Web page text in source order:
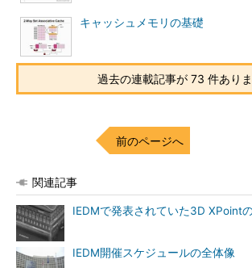
キャッシュメモリの基礎
過去の連載記事が 73 件あり
前のページへ
関連記事
IEDMで発表されていた3D XPoint
IEDM開催スケジュールの全体像